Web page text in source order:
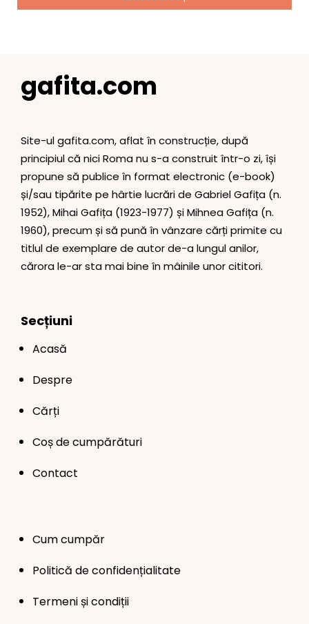
gafita.com
Site-ul gafita.com, aflat în construcție, după
principiul că nici Roma nu s-a construit într-o zi, își
propune să publice în format electronic (e-book)
și/sau tipărite pe hârtie lucrări de Gabriel Gafița (n.
1952), Mihai Gafița (1923-1977) și Mihnea Gafița (n.
1960), precum și să pună în vânzare cărți primite cu
titlul de exemplare de autor de-a lungul anilor,
cărora le-ar sta mai bine în mâinile unor cititori.
Secțiuni
Acasă
Despre
Cărți
Coș de cumpărături
Contact
Cum cumpăr
Politică de confidențialitate
Termeni și condiții